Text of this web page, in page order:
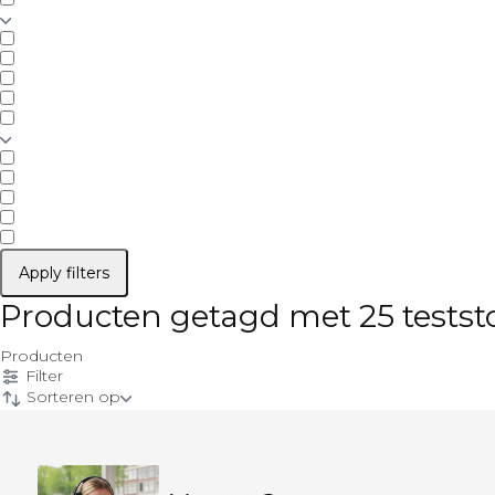
Apply filters
Producten getagd met 25
Producten
Filter
Sorteren op